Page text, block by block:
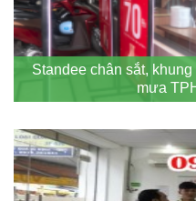
Standee chân sắt,
mưa